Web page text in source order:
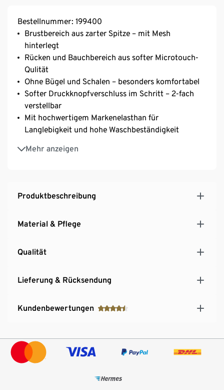
Bestellnummer: 199400
Brustbereich aus zarter Spitze – mit Mesh
hinterlegt
Rücken und Bauchbereich aus softer Microtouch-
Qulität
Ohne Bügel und Schalen – besonders komfortabel
Softer Druckknopfverschluss im Schritt – 2-fach
verstellbar
Mit hochwertigem Markenelasthan für
Langlebigkeit und hohe Waschbeständigkeit
Mehr anzeigen
Längenverstellbare Träger
Baumwollzwickel
Produktbeschreibung
Material & Pflege
Qualität
Lieferung & Rücksendung
Kundenbewertungen